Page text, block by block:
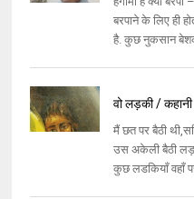
बरपाने के लिए ही
है. कुछ नुकसान
वो लड़की /
मैं छत पर बैठी
उस अकेली बैठी
कुछ लडकियाँ वहाँ